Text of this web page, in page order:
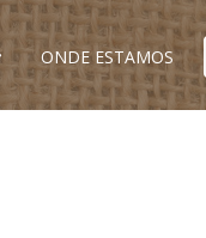
ONDE ESTAMOS